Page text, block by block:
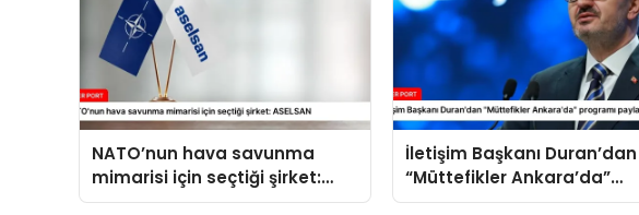
NATO’nun hava savunma
mimarisi için seçtiği şirket:
ASELSAN
İletişim Başkanı Duran’dan
“Müttefikler Ankara’da”
programı paylaşımı